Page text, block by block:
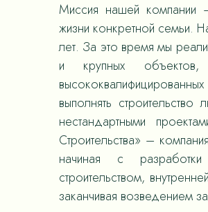
Миссия нашей компании
жизни конкретной семьи.
лет. За это время мы
и крупных
выполнять
нестандартными
Строительства» –
начиная с
строительством,
заканчивая возведением